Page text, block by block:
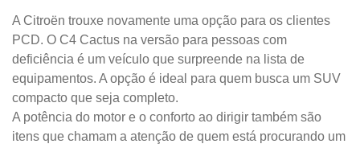
A Citroën trouxe novamente uma opção para os clientes
PCD. O C4 Cactus na versão para pessoas com
deficiência é um veículo que surpreende na lista de
equipamentos. A opção é ideal para quem busca um SUV
compacto que seja completo.
A potência do motor e o conforto ao dirigir também são
itens que chamam a atenção de quem está procurando um